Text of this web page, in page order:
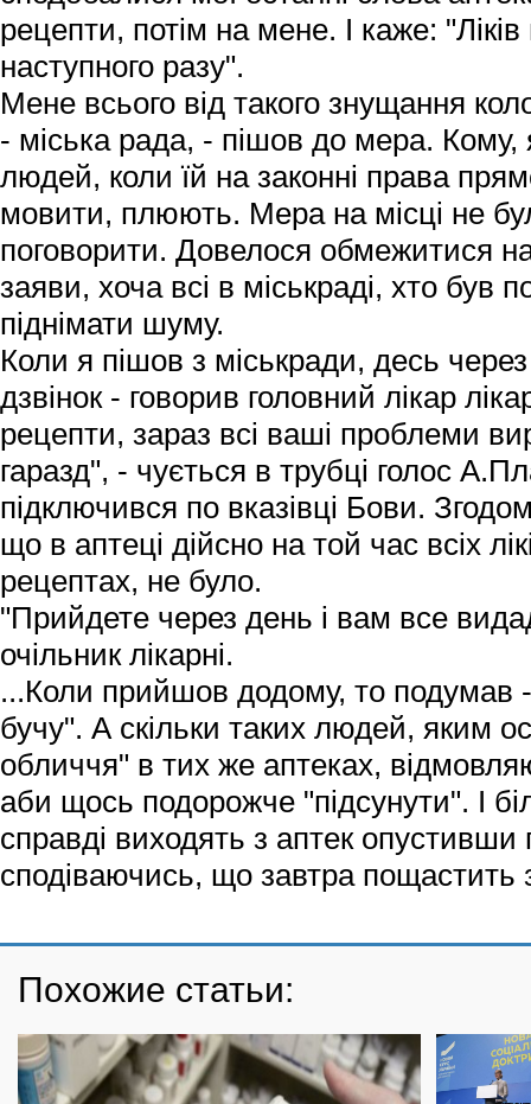
рецепти, потім на мене. І каже:
наступного разу".
Мене всього від такого знущання
- міська рада, - пішов до мера. Кому,
людей, коли їй на законні права
мовити, плюють. Мера на місці не
поговорити. Довелося обмежитися
заяви, хоча всі в міськраді, хто був
піднімати шуму.
Коли я пішов з міськради, десь
дзвінок - говорив головний лікар
рецепти, зараз всі ваші проблеми
гаразд", - чується в трубці голос
підключився по вказівці Бови.
що в аптеці дійсно на той час всіх
рецептах, не було.
"Прийдете через день і вам все
очільник лікарні.
...Коли прийшов додому, то подумав -
бучу". А скільки таких людей, яким
обличчя" в тих же аптеках,
аби щось подорожче "підсунути". І
справді виходять з аптек опустивши
сподіваючись, що завтра пощастить
Похожие статьи: